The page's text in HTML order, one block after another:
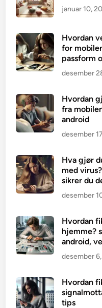
januar 10,
Hvordan
for
passform
desember
Hvordan
fra
android
desember
Hva gjør
med
sikrer du
desember
Hvordan
hjemme?
android,
desember
Hvordan
tips